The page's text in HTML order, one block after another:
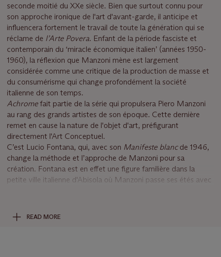
seconde moitié du XXe siècle. Bien que surtout connu pour
son approche ironique de l'art d'avant-garde, il anticipe et
influencera fortement le travail de toute la génération qui se
réclame de l’Arte Povera. Enfant de la période fasciste et
contemporain du ‘miracle économique italien’ (années 1950-
1960), la réflexion que Manzoni mène est largement
considérée comme une critique de la production de masse et
du consumérisme qui change profondément la société
italienne de son temps.
Achromefait partie de la série qui propulsera Piero Manzoni
au rang des grands artistes de son époque. Cette dernière
remet en cause la nature de l'objet d'art, préfigurant
directement l'Art Conceptuel.
C’est Lucio Fontana, qui, avec son Manifeste blancde 1946,
change la méthode et l’approche de Manzoni pour sa
création. Fontana est en effet une figure familière dans la
petite ville italienne d'Abisola où Manzoni passe ses étés avec
expositions qui deviendront également importantes pour le
développement de ses idées :
READ MORE